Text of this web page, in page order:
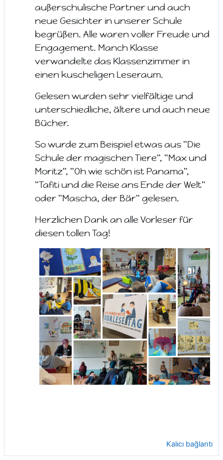
außerschulische Partner und auch
neue Gesichter in unserer Schule
begrüßen. Alle waren voller Freude und
Engagement. Manch Klasse
verwandelte das Klassenzimmer in
einen kuscheligen Leseraum.
Gelesen wurden sehr vielfältige und
unterschiedliche, ältere und auch neue
Bücher.
So wurde zum Beispiel etwas aus "Die
Schule der magischen Tiere", "Max und
Moritz", "Oh wie schön ist Panama",
"Tafiti und die Reise ans Ende der Welt"
oder "Mascha, der Bär" gelesen.
Herzlichen Dank an alle Vorleser für
diesen tollen Tag!
Kalıcı bağlantı